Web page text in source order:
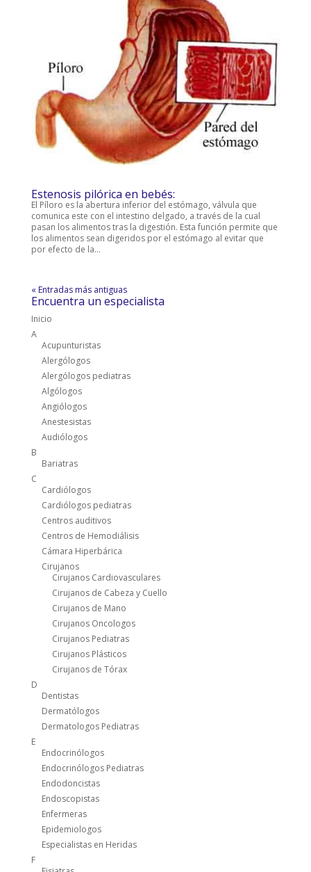
Estenosis pilórica en bebés:
El Píloro es la abertura inferior del estómago, válvula que
comunica este con el intestino delgado, a través de la cual
pasan los alimentos tras la digestión. Esta función permite que
los alimentos sean digeridos por el estómago al evitar que
por efecto de la...
« Entradas más antiguas
Encuentra un especialista
Inicio
A
Acupunturistas
Alergólogos
Alergólogos pediatras
Algólogos
Angiólogos
Anestesistas
Audiólogos
B
Bariatras
C
Cardiólogos
Cardiólogos pediatras
Centros auditivos
Centros de Hemodiálisis
Cámara Hiperbárica
Cirujanos
Cirujanos Cardiovasculares
Cirujanos de Cabeza y Cuello
Cirujanos de Mano
Cirujanos Oncologos
Cirujanos Pediatras
Cirujanos Plásticos
Cirujanos de Tórax
D
Dentistas
Dermatólogos
Dermatologos Pediatras
E
Endocrinólogos
Endocrinólogos Pediatras
Endodoncistas
Endoscopistas
Enfermeras
Epidemiologos
Especialistas en Heridas
F